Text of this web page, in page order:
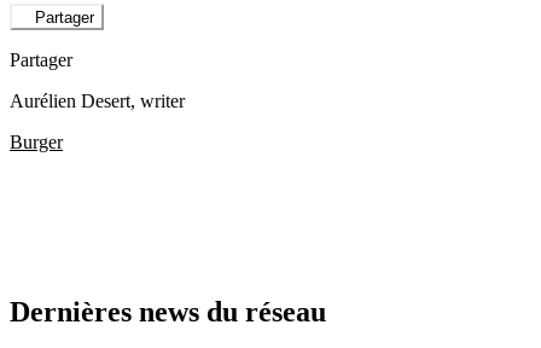
Partager
Partager
Aurélien Desert, writer
Burger
Dernières news du réseau